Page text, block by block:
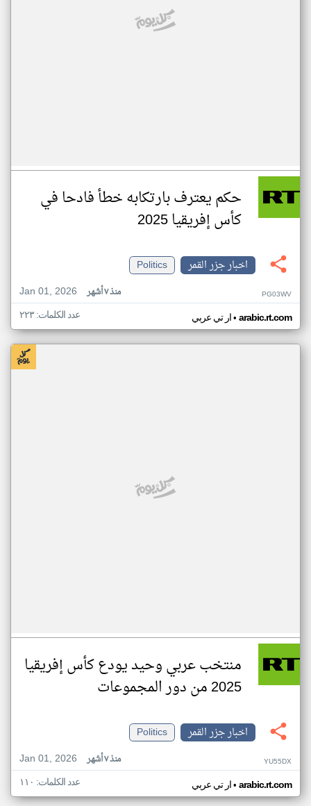
حكم يعترف بارتكابه خطأ فادحا في
كأس إفريقيا 2025
اخبار جزر القمر
Politics
Jan 01, 2026
منذ ٧ أشهر PG03WV
ار تي عربي• arabic.rt.com عدد الكلمات: ٢٢٣
منتخب عربي وحيد يودع كأس إفريقيا
2025 من دور المجموعات
اخبار جزر القمر
Politics
Jan 01, 2026
منذ ٧ أشهر YU55DX
ار تي عربي• arabic.rt.com عدد الكلمات: ١١٠